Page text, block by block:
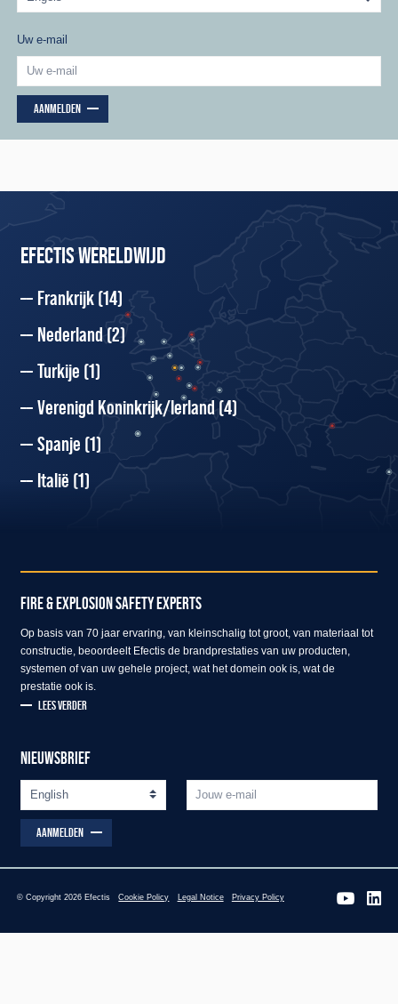
Uw e-mail
AANMELDEN
EFECTIS WERELDWIJD
Frankrijk(14)
Nederland(2)
Turkije (1)
Verenigd Koninkrijk/Ierland(4)
Spanje (1)
Italië (1)
FIRE & EXPLOSION SAFETY EXPERTS
Op basis van 70 jaar ervaring, van kleinschalig tot groot, van materiaal tot
constructie, beoordeelt Efectis de brandprestaties van uw producten,
systemen of van uw gehele project, wat het domein ook is, wat de
prestatie ook is.
LEES VERDER
NIEUWSBRIEF
AANMELDEN
© Copyright 2026 Efectis Cookie Policy Legal Notice Privacy Policy